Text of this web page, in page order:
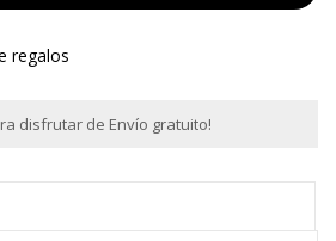
regalos
disfrutar de Envío gratuito!